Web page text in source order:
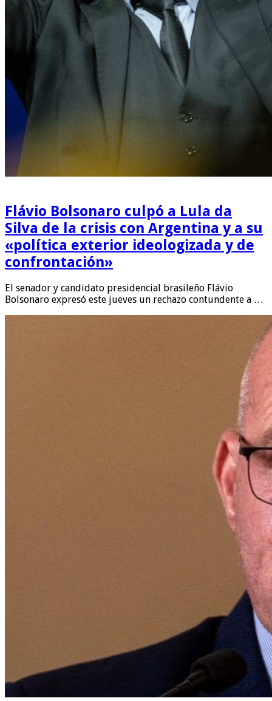
Flávio Bolsonaro culpó a Lula da
Silva de la crisis con Argentina y a su
«política exterior ideologizada y de
confrontación»
El senador y candidato presidencial brasileño Flávio
Bolsonaro expresó este jueves un rechazo contundente a …